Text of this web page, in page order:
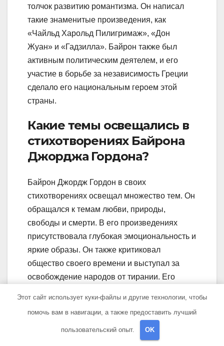
толчок развитию романтизма. Он написал
такие знаменитые произведения, как
«Чайльд Харольд Пилигримаж», «Дон
Жуан» и «Гадзилла». Байрон также был
активным политическим деятелем, и его
участие в борьбе за независимость Греции
сделало его национальным героем этой
страны.
Какие темы освещались в
стихотворениях Байрона
Джорджа Гордона?
Байрон Джордж Гордон в своих
стихотворениях освещал множество тем. Он
обращался к темам любви, природы,
свободы и смерти. В его произведениях
присутствовала глубокая эмоциональность и
яркие образы. Он также критиковал
общество своего времени и выступал за
освобождение народов от тирании. Его
читателей и оставались актуальными на
протяжении многих лет.
Этот сайт использует куки-файлы и другие технологии, чтобы
помочь вам в навигации, а также предоставить лучший
пользовательский опыт. OK